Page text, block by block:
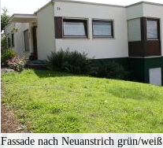
Fassade nach Neuanstrich grün/weiß